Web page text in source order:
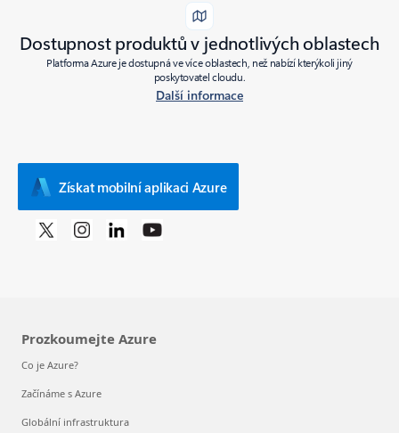
Dostupnost produktů v jednotlivých oblastech
Platforma Azure je dostupná ve více oblastech, než nabízí kterýkoli jiný
poskytovatel cloudu.
Další informace
Získat mobilní aplikaci Azure
Prozkoumejte Azure
Co je Azure?
Začínáme s Azure
Globální infrastruktura